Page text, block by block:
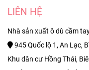
LIÊN HỆ
Nhà sản xuất ô dù cầm
945 Quốc lộ 1, An Lạc,
Khu dân cư Hồng Thái,